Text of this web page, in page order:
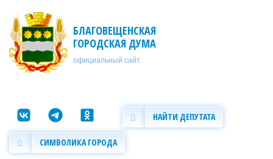
БЛАГОВЕЩЕНСКАЯ
ГОРОДСКАЯ ДУМА
официальный сайт
НАЙТИ ДЕПУТАТА
СИМВОЛИКА ГОРОДА